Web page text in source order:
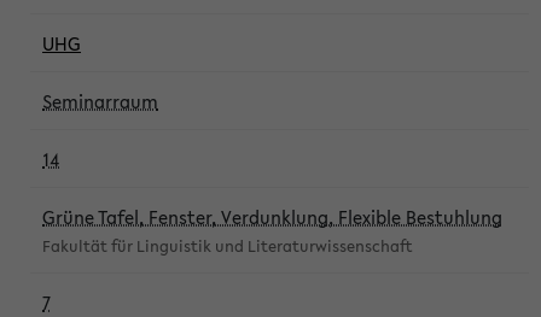
UHG
Seminarraum
14
Grüne Tafel, Fenster, Verdunklung, Flexible Bestuhlung
Fakultät für Linguistik und Literaturwissenschaft
7